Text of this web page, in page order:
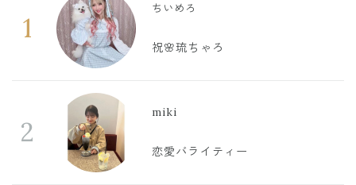
1
ちいめろ
祝🌸琉ちゃろ
2
miki
恋愛バライティー